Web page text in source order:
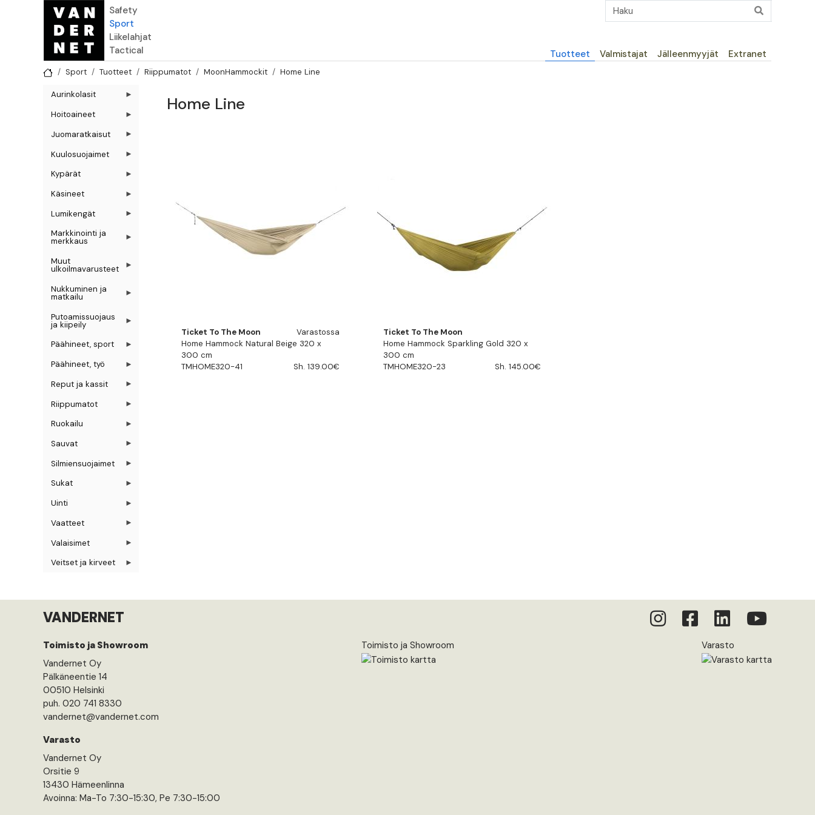
Hyppää pääsisältöön
Safety
Sport
Liikelahjat
Tactical
Päävalikko
Tuotteet Valmistajat Jälleenmyyjät Extranet
Sport Tuotteet Riippumatot MoonHammockit Home Line
Home Line
Ticket To The Moon
Varastossa
Home Hammock Natural Beige 320 x
300 cm
TMHOME320-41
Sh. 139.00€
Ticket To The Moon
Home Hammock Sparkling Gold 320 x
300 cm
TMHOME320-23
Sh. 145.00€
Aurinkolasit
Hoitoaineet
Juomaratkaisut
Kuulosuojaimet
Kypärät
Käsineet
Lumikengät
Markkinointi ja
merkkaus
Muut
ulkoilmavarusteet
Nukkuminen ja
matkailu
Putoamissuojaus
ja kiipeily
Päähineet, sport
Päähineet, työ
Reput ja kassit
Riippumatot
Ruokailu
Sauvat
Silmiensuojaimet
Sukat
Uinti
Vaatteet
Valaisimet
Veitset ja kirveet
VANDERNET
Toimisto ja Showroom
Vandernet Oy
Pälkäneentie 14
00510 Helsinki
puh. 020 741 8330
vandernet@vandernet.com
Varasto
Vandernet Oy
Orsitie 9
13430 Hämeenlinna
Avoinna: Ma-To 7:30-15:30, Pe 7:30-15:00
Toimisto ja Showroom Varasto